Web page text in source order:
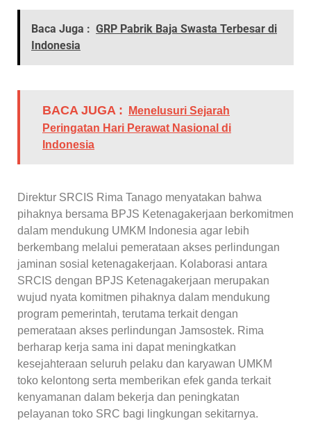
Baca Juga : GRP Pabrik Baja Swasta Terbesar di
Indonesia
BACA JUGA :
Menelusuri Sejarah
Peringatan Hari Perawat Nasional di
Indonesia
Direktur SRCIS Rima Tanago menyatakan bahwa
pihaknya bersama BPJS Ketenagakerjaan berkomitmen
dalam mendukung UMKM Indonesia agar lebih
berkembang melalui pemerataan akses perlindungan
jaminan sosial ketenagakerjaan. Kolaborasi antara
SRCIS dengan BPJS Ketenagakerjaan merupakan
wujud nyata komitmen pihaknya dalam mendukung
program pemerintah, terutama terkait dengan
pemerataan akses perlindungan Jamsostek. Rima
berharap kerja sama ini dapat meningkatkan
kesejahteraan seluruh pelaku dan karyawan UMKM
toko kelontong serta memberikan efek ganda terkait
kenyamanan dalam bekerja dan peningkatan
pelayanan toko SRC bagi lingkungan sekitarnya.